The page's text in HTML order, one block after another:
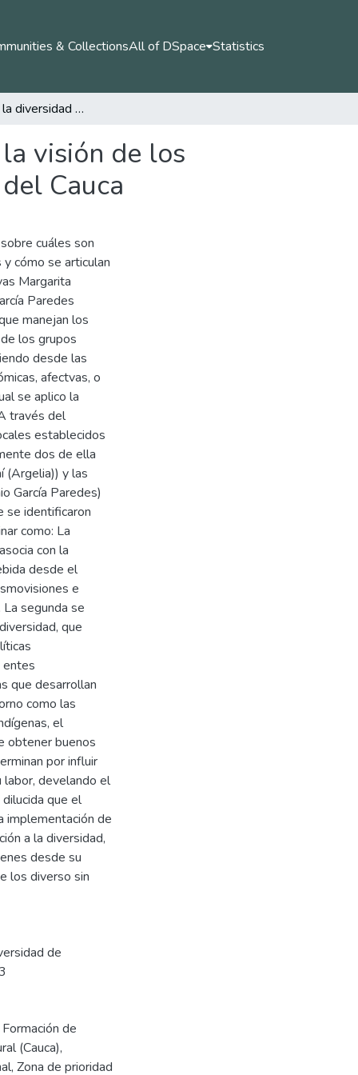
& CollectionsAll of DSpace Statistics
La atención a la diversidad mito y tensiones: desde la visión de los docentes de cuatro instituciones del departamento del Cauca
visión de los
Cauca
cuáles son
cómo se articulan
Margarita
Paredes
manejan los
los grupos
desde las
afectvas, o
se aplico la
través del
establecidos
dos de ella
(Argelia)) y las
García Paredes)
se identificaron
como: La
con la
desde el
e
segunda se
que
entes
que desarrollan
como las
el
obtener buenos
por influir
develando el
que el
implementación de
a la diversidad,
desde su
los diverso sin
de
Formación de
(Cauca),
, Zona de prioridad